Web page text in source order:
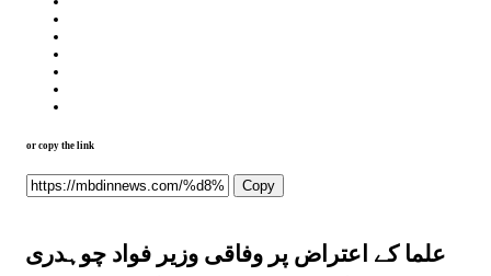
or copy the link
Copy
علما کے اعتراض پر وفاقی وزیر فواد چوہدری